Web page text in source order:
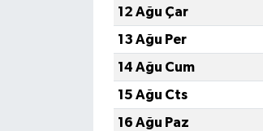
12 Ağu Çar
13 Ağu Per
14 Ağu Cum
15 Ağu Cts
16 Ağu Paz